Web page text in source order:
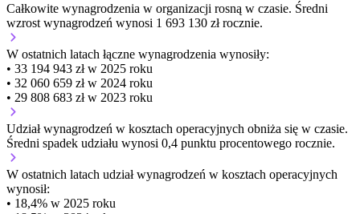
Całkowite wynagrodzenia w organizacji rosną w czasie. Średni
wzrost wynagrodzeń wynosi 1 693 130 zł rocznie.
W ostatnich latach łączne wynagrodzenia wynosiły:
• 33 194 943 zł w 2025 roku
• 32 060 659 zł w 2024 roku
• 29 808 683 zł w 2023 roku
Udział wynagrodzeń w kosztach operacyjnych obniża się w czasie.
Średni spadek udziału wynosi 0,4 punktu procentowego rocznie.
W ostatnich latach udział wynagrodzeń w kosztach operacyjnych
wynosił:
• 18,4% w 2025 roku